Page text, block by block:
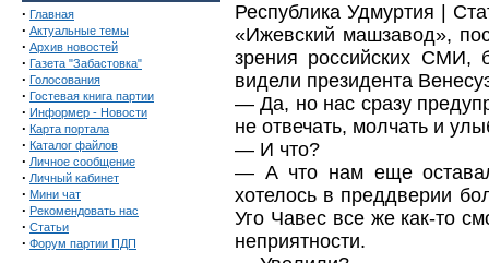
· Главная
· Актуальные темы
· Архив новостей
· Газета "Забастовка"
· Голосования
· Гостевая книга партии
· Информер - Новости
· Карта портала
· Каталог файлов
· Личное сообщение
· Личный кабинет
· Мини чат
· Рекомендовать нас
· Статьи
· Форум партии ПДП
Республика Удмуртия |
«Ижевский машзавод»,
зрения российских СМИ,
видели президента
— Да, но нас сразу
не отвечать, молчать и
— И что?
— А что нам еще
хотелось в преддверии
Уго Чавес все же как-то
неприятности.